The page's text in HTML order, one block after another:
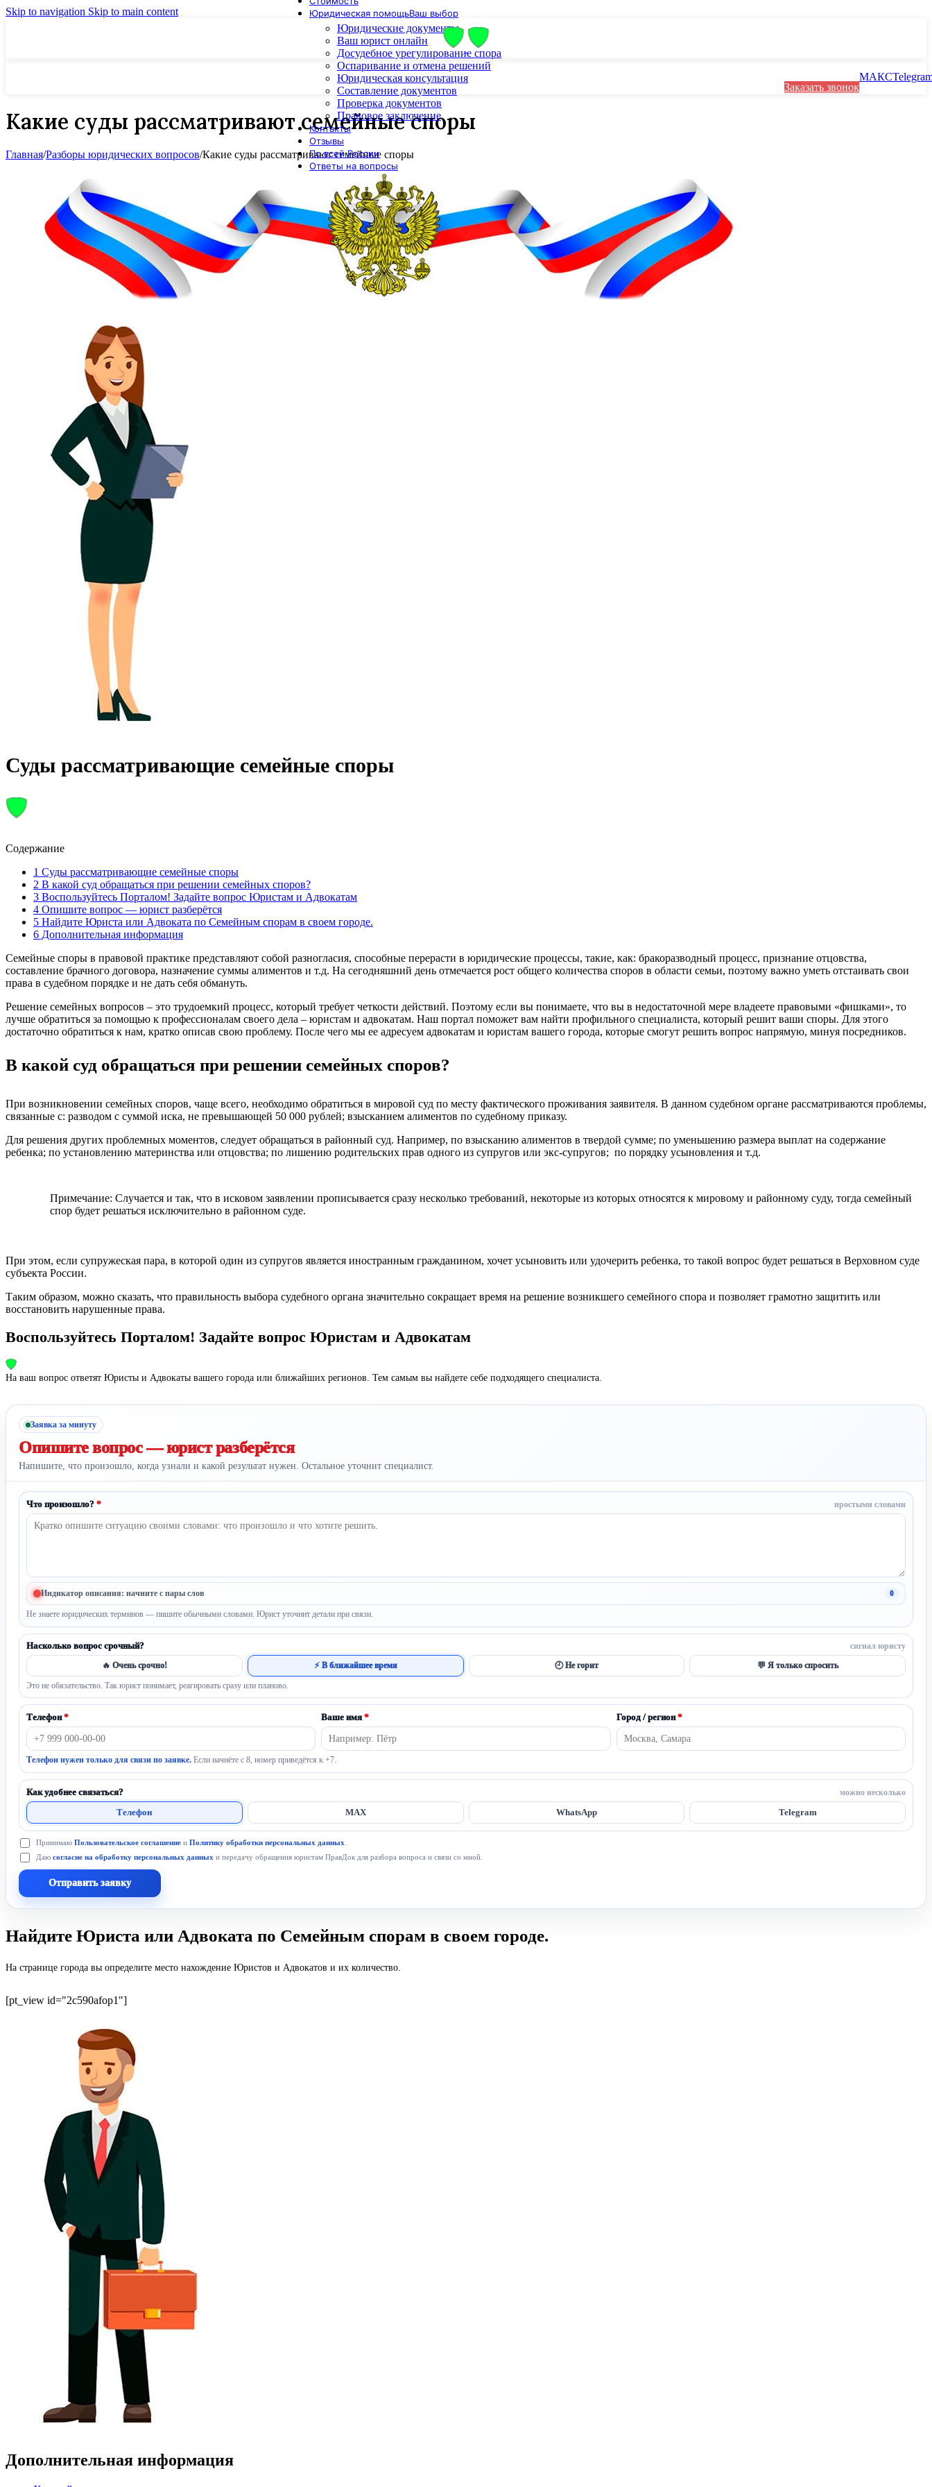
Skip to navigation Skip to main content
Юридическая помощьВаш выбор
Юридические документы
Ваш юрист онлайн
Досудебное урегулирование спора
Оспаривание и отмена решений
Юридическая консультация
Составление документов
Проверка документов
Правовое заключение
Контакты
Отзывы
По всей России
Ответы на вопросы
Заказать звонок
МАКС
Какие суды рассматривают семейные споры
Главная/Разборы юридических вопросов/Какие суды рассматривают семейные споры
Суды рассматривающие семейные споры
Содержание
1 Суды рассматривающие семейные споры
2 В какой суд обращаться при решении семейных споров?
3 Воспользуйтесь Порталом! Задайте вопрос Юристам и Адвокатам
4 Опишите вопрос — юрист разберётся
5 Найдите Юриста или Адвоката по Семейным спорам в своем городе.
6 Дополнительная информация
Семейные споры в правовой практике представляют собой разногласия, способные перерасти в юридические процессы, такие, как: бракоразводный процесс, признание отцовства,
составление брачного договора, назначение суммы алиментов и т.д. На сегодняшний день отмечается рост общего количества споров в области семьи, поэтому важно уметь отстаивать свои
права в судебном порядке и не дать себя обмануть.
Решение семейных вопросов – это трудоемкий процесс, который требует четкости действий. Поэтому если вы понимаете, что вы в недостаточной мере владеете правовыми «фишками», то
лучше обратиться за помощью к профессионалам своего дела – юристам и адвокатам. Наш портал поможет вам найти профильного специалиста, который решит ваши споры. Для этого
достаточно обратиться к нам, кратко описав свою проблему. После чего мы ее адресуем адвокатам и юристам вашего города, которые смогут решить вопрос напрямую, минуя посредников.
В какой суд обращаться при решении семейных споров?
При возникновении семейных споров, чаще всего, необходимо обратиться в мировой суд по месту фактического проживания заявителя. В данном судебном органе рассматриваются проблемы,
связанные с: разводом с суммой иска, не превышающей 50 000 рублей; взысканием алиментов по судебному приказу.
Для решения других проблемных моментов, следует обращаться в районный суд. Например, по взысканию алиментов в твердой сумме; по уменьшению размера выплат на содержание
ребенка; по установлению материнства или отцовства; по лишению родительских прав одного из супругов или экс-супругов; по порядку усыновления и т.д.
Примечание: Случается и так, что в исковом заявлении прописывается сразу несколько требований, некоторые из которых относятся к мировому и районному суду, тогда семейный
спор будет решаться исключительно в районном суде.
При этом, если супружеская пара, в которой один из супругов является иностранным гражданином, хочет усыновить или удочерить ребенка, то такой вопрос будет решаться в Верховном суде
субъекта России.
Таким образом, можно сказать, что правильность выбора судебного органа значительно сокращает время на решение возникшего семейного спора и позволяет грамотно защитить или
восстановить нарушенные права.
Воспользуйтесь Порталом! Задайте вопрос Юристам и Адвокатам
На ваш вопрос ответят Юристы и Адвокаты вашего города или ближайших регионов. Тем самым вы найдете себе подходящего специалиста.
Заявка за минуту
Опишите вопрос —юрист разберётся
Напишите, что произошло, когда узнали и какой результат нужен. Остальное уточнит специалист.
Что произошло? * простыми словами
Индикатор описания: начните с пары слов 0
Не знаете юридических терминов — пишите обычными словами. Юрист уточнит детали при связи.
Насколько вопрос срочный? сигнал юристу
🔥 Очень срочно! ⚡ В ближайшее время 🕘 Не горит 💬 Я только спросить
Это не обязательство. Так юрист понимает, реагировать сразу или планово.
Телефон* Ваше имя* Город / регион*
Телефон нужен только для связи по заявке. Если начнёте с 8, номер приведётся к +7.
Как удобнее связаться? можно несколько
Телефон MAX WhatsApp Telegram
Принимаю Пользовательское соглашение и Политику обработки персональных данных
Даю согласие на обработку персональных данных и передачу обращения юристам ПравДок для разбора вопроса и связи со мной.
Отправить заявку
Найдите Юриста или Адвоката по Семейным спорам в своем городе.
На странице города вы определите место нахождение Юристов и Адвокатов и их количество.
[pt_view id="2c590afop1"]
Дополнительная информация